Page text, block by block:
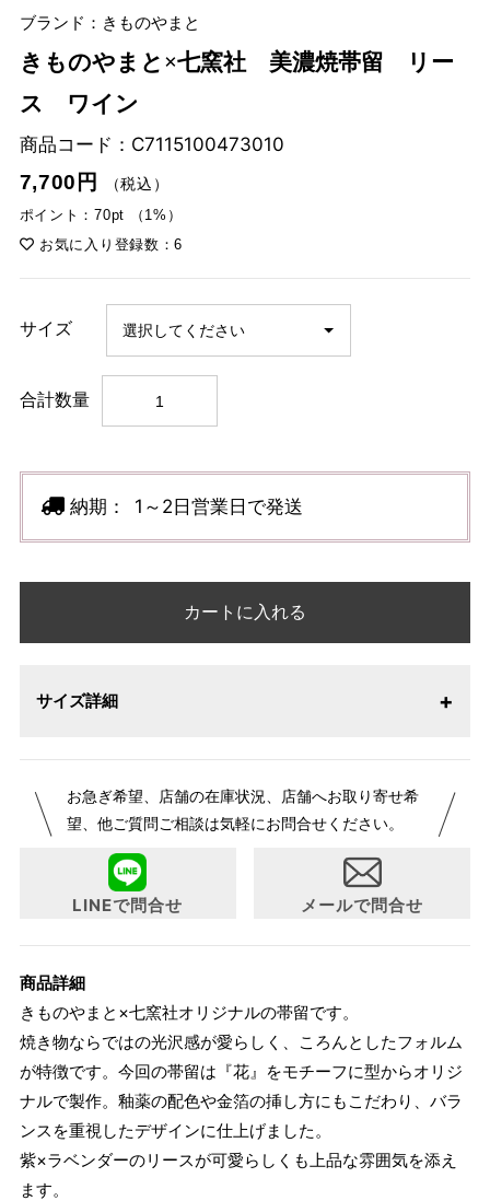
ブランド：きものやまと
きものやまと×七窯社 美濃焼帯留 リー
ス ワイン
商品コード： C7115100473010
7,700円
（税込）
ポイント：70pt （1%）
お気に入り登録数：6
サイズ
合計数量
納期： 1～2日営業日で発送
カートに入れる
サイズ詳細
お急ぎ希望、店舗の在庫状況、店舗へお取り寄せ希
望、他ご質問ご相談は気軽にお問合せください。
LINEで問合せ メールで問合せ
商品詳細
きものやまと×七窯社オリジナルの帯留です。
焼き物ならではの光沢感が愛らしく、ころんとしたフォルム
が特徴です。今回の帯留は『花』をモチーフに型からオリジ
ナルで製作。釉薬の配色や金箔の挿し方にもこだわり、バラ
ンスを重視したデザインに仕上げました。
紫×ラベンダーのリースが可愛らしくも上品な雰囲気を添え
ます。